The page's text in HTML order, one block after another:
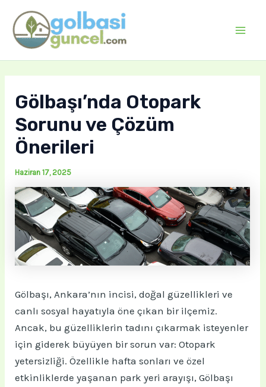
İçeriğe
atla
Gölbaşı’nda Otopark
Sorunu ve Çözüm
Önerileri
Haziran 17, 2025
Gölbaşı, Ankara’nın incisi, doğal güzellikleri ve
canlı sosyal hayatıyla öne çıkan bir ilçemiz.
Ancak, bu güzelliklerin tadını çıkarmak isteyenler
için giderek büyüyen bir sorun var: Otopark
yetersizliği. Özellikle hafta sonları ve özel
etkinliklerde yaşanan park yeri arayışı, Gölbaşı